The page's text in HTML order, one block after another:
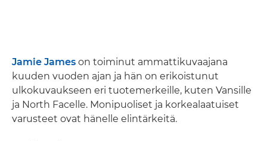
Jamie James on toiminut ammattikuvaajana
kuuden vuoden ajan ja hän on erikoistunut
ulkokuvaukseen eri tuotemerkeille, kuten Vansille
ja North Facelle. Monipuoliset ja korkealaatuiset
varusteet ovat hänelle elintärkeitä.